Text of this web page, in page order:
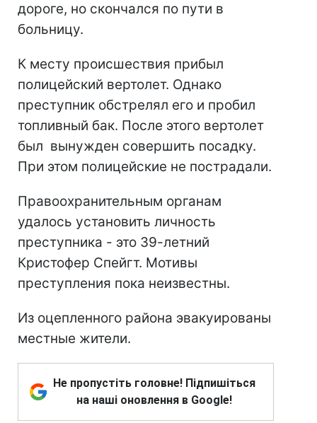
дороге, но скончался по пути в
больницу.
К месту происшествия прибыл
полицейский вертолет. Однако
преступник обстрелял его и пробил
топливный бак. После этого вертолет
был вынужден совершить посадку.
При этом полицейские не пострадали.
Правоохранительным органам
удалось установить личность
преступника - это 39-летний
Кристофер Спейгт. Мотивы
преступления пока неизвестны.
Из оцепленного района эвакуированы
местные жители.
Не пропустіть головне! Підпишіться
на наші оновлення в Google!